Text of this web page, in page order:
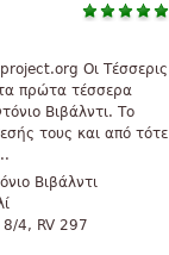
Οι Τέσσερις
πρώτα τέσσερα
Βιβάλντι. Το
τους και από τότε
Βιβάλντι
8/4, RV 297